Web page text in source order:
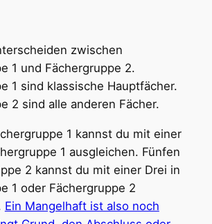
zwischen
1 und Fächergruppe 2.
1 sind klassische Hauptfächer.
2 sind alle anderen Fächer.
1 kannst du mit einer
1 ausgleichen. Fünfen
2 kannst du mit einer Drei in
1 oder Fächergruppe 2
Ein Mangelhaft ist also noch